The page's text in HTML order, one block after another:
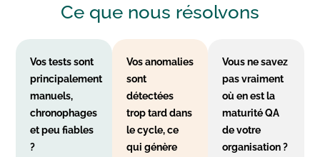
Ce que nous résolvons
Vos tests sont
principalement
manuels,
chronophages
et peu fiables
?
Vos anomalies
sont
détectées
trop tard dans
le cycle, ce
qui génère
Vous ne savez
pas vraiment
où en est la
maturité QA
de votre
organisation ?